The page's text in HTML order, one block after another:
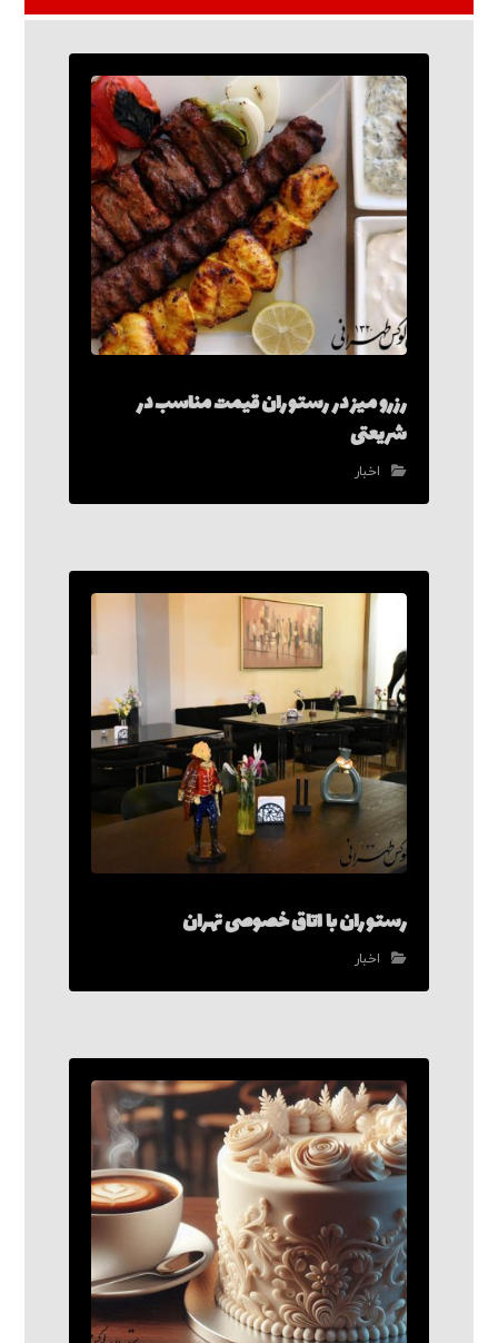
رزرو میز در رستوران قیمت مناسب در
شریعتی
اخبار
رستوران با اتاق خصوصی تهران
اخبار